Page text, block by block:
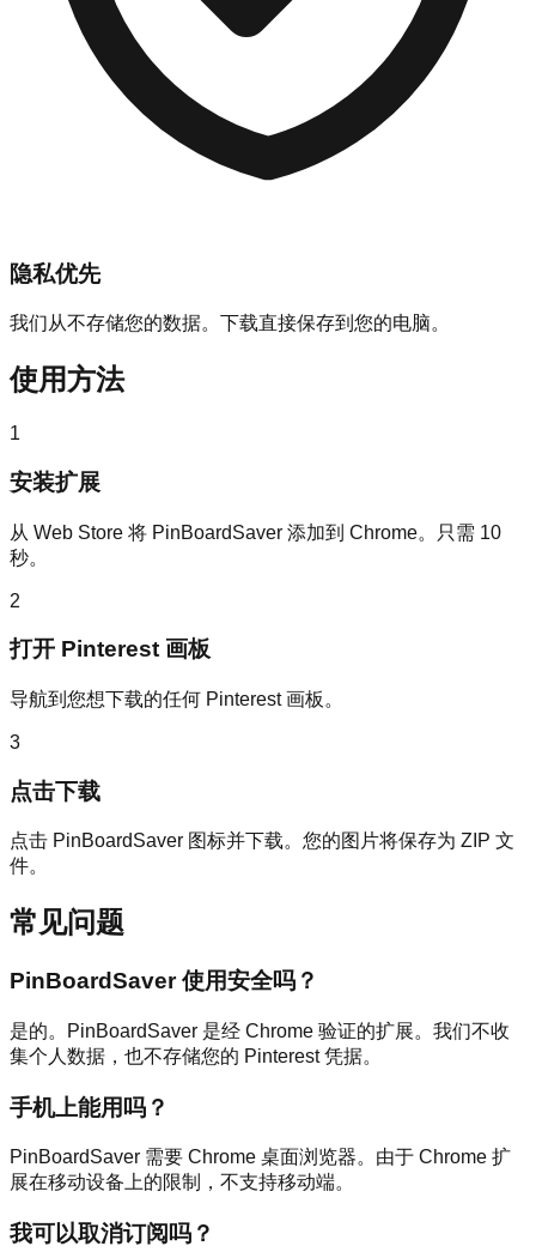
隐私优先
我们从不存储您的数据。下载直接保存到您的电脑。
使用方法
1
安装扩展
从 Web Store 将 PinBoardSaver 添加到 Chrome。只需 10
秒。
2
打开 Pinterest 画板
导航到您想下载的任何 Pinterest 画板。
3
点击下载
点击 PinBoardSaver 图标并下载。您的图片将保存为 ZIP 文
件。
常见问题
PinBoardSaver 使用安全吗？
是的。PinBoardSaver 是经 Chrome 验证的扩展。我们不收
集个人数据，也不存储您的 Pinterest 凭据。
手机上能用吗？
PinBoardSaver 需要 Chrome 桌面浏览器。由于 Chrome 扩
展在移动设备上的限制，不支持移动端。
我可以取消订阅吗？